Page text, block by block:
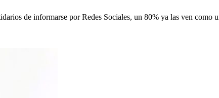
de informarse por Redes Sociales, un 80% ya las ven